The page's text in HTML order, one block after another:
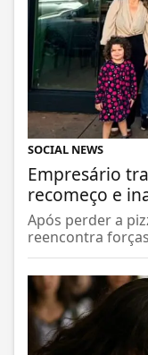
SOCIAL NEWS
Empresário
recomeço e
Após perder a
reencontra